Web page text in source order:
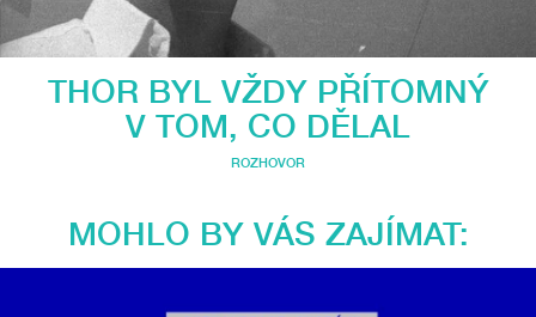
THOR BYL VŽDY PŘÍTOMNÝ
V TOM, CO DĚLAL
ROZHOVOR
MOHLO BY VÁS ZAJÍMAT: